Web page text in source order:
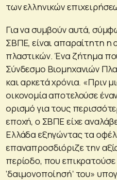
των ελληνικών
Για να συμβούν αυτά,
ΣΒΠΕ, είναι απαραίτητη η
πλαστικών. Ένα ζήτημα
Σύνδεσμο Βιομηχανιών
και αρκετά χρόνια. «Πριν
οικονομία αποτελούσε
ορισμό για τους
εποχή, ο ΣΒΠΕ είχε
Ελλάδα εξηγώντας τα
επαναπροσδιόριζε την
περίοδο, που
‘δαιμονοποίησή’ του»